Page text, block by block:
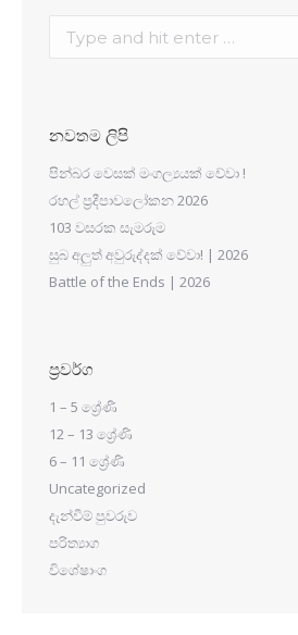
නවතම ලිපි
පින්බර වෙසක් මංගල්‍යයක් වේවා !
රහල් ප්‍රදීපාවලෝකන 2026
103 වසරක සැමරුම
සුබ අලුත් අවුරුද්දක් වේවා! | 2026
Battle of the Ends | 2026
ප්‍රවර්ග
1 – 5 ශ්‍රේණි
12 – 13 ශ්‍රේණි
6 – 11 ශ්‍රේණි
Uncategorized
දැන්වීම් පුවරුව
පරිත්‍යාග
විශේෂාංග